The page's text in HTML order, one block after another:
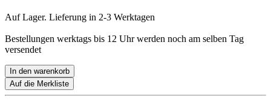
Auf Lager. Lieferung in 2-3 Werktagen
Bestellungen werktags bis 12 Uhr werden noch am selben Tag
versendet
In den warenkorb
Auf die Merkliste